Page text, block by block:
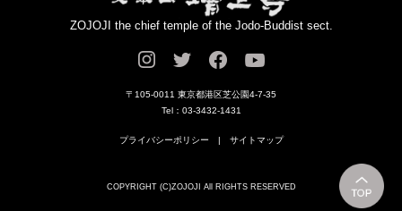
ZOJOJI the chief temple of the Jodo-Buddist sect.
〒105-0011 東京都港区芝公園4-7-35
Tel：03-3432-1431
プライバシーポリシー | サイトマップ
COPYRIGHT (C)ZOJOJI All RIGHTS RESERVED